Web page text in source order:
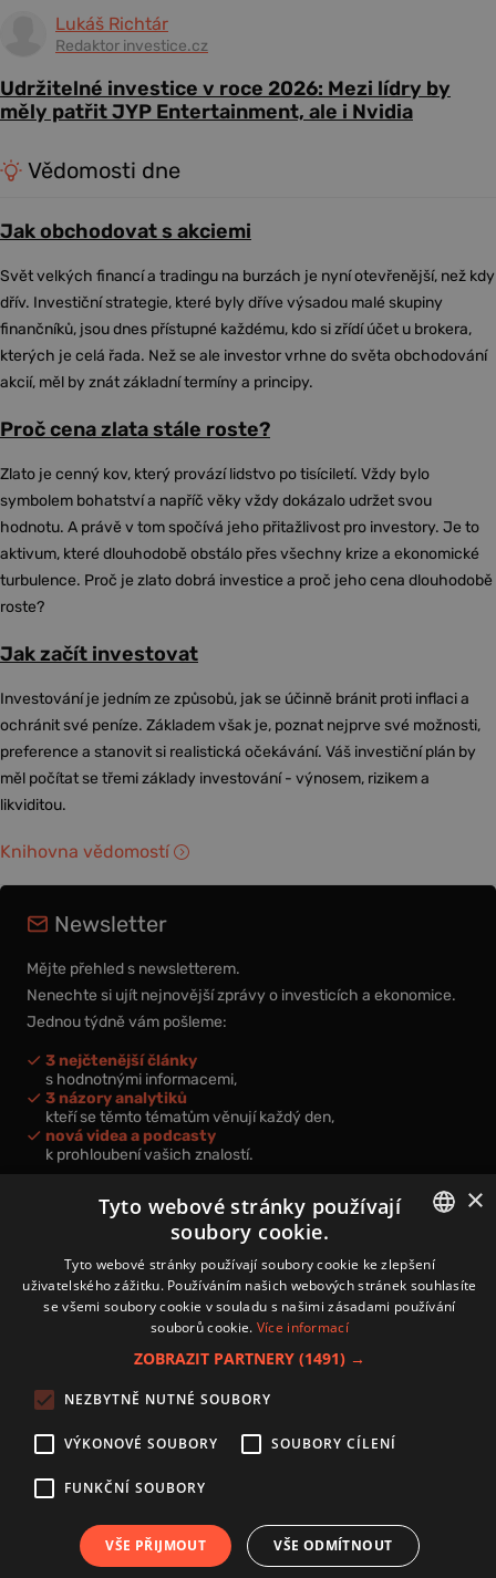
Lukáš Richtár
Redaktor investice.cz
Udržitelné investice v roce 2026: Mezi lídry by
měly patřit JYP Entertainment, ale i Nvidia
Vědomosti dne
Jak obchodovat s akciemi
Svět velkých financí a tradingu na burzách je nyní otevřenější, než kdy
dřív. Investiční strategie, které byly dříve výsadou malé skupiny
finančníků, jsou dnes přístupné každému, kdo si zřídí účet u brokera,
kterých je celá řada. Než se ale investor vrhne do světa obchodování
akcií, měl by znát základní termíny a principy.
Proč cena zlata stále roste?
Zlato je cenný kov, který provází lidstvo po tisíciletí. Vždy bylo
symbolem bohatství a napříč věky vždy dokázalo udržet svou
hodnotu. A právě v tom spočívá jeho přitažlivost pro investory. Je to
aktivum, které dlouhodobě obstálo přes všechny krize a ekonomické
turbulence. Proč je zlato dobrá investice a proč jeho cena dlouhodobě
roste?
Jak začít investovat
Investování je jedním ze způsobů, jak se účinně bránit proti inflaci a
ochránit své peníze. Základem však je, poznat nejprve své možnosti,
preference a stanovit si realistická očekávání. Váš investiční plán by
měl počítat se třemi základy investování - výnosem, rizikem a
likviditou.
Knihovna vědomostí
Newsletter
Mějte přehled s newsletterem.
Nenechte si ujít nejnovější zprávy o investicích a ekonomice.
Jednou týdně vám pošleme:
3 nejčtenější články
s hodnotnými informacemi,
3 názory analytiků
kteří se těmto tématům věnují každý den,
nová videa a podcasty
k prohloubení vašich znalostí.
Přihlášením k newsletteru vyjadřujete svůj souhlas s podmínkami
zpracování osobních údajů.
Zásady používání souborů cookies
Autoři
Nastavení cookies
Copyright 2024 © Investice.cz. Všechna práva vyhrazena.
Publikování nebo další šíření obsahu serveru www.investice.cz není možné bez
CZECH
×
Tyto webové stránky používají
soubory cookie.
Tyto webové stránky používají soubory cookie ke zlepšení
uživatelského zážitku. Používáním našich webových stránek souhlasíte
se všemi soubory cookie v souladu s našimi zásadami používání
souborů cookie. Více informací
ZOBRAZIT PARTNERY (1491) →
NEZBYTNĚ NUTNÉ SOUBORY
VÝKONOVÉ SOUBORY SOUBORY CÍLENÍ
FUNKČNÍ SOUBORY
VŠE PŘIJMOUT VŠE ODMÍTNOUT